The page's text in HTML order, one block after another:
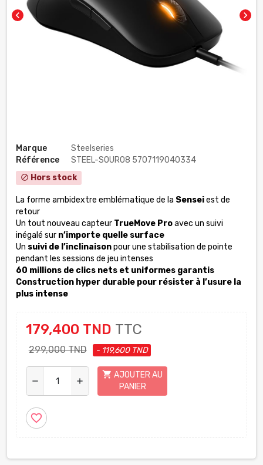
chevron_left chevron_right
Marque
Steelseries
Référence
STEEL-SOUR08 5707119040334
block Hors stock
La forme ambidextre emblématique de la Senseiest de
retour
Un tout nouveau capteur TrueMove Proavec un suivi
inégalé sur n’importe quelle surface
Un suivi de l’inclinaisonpour une stabilisation de pointe
pendant les sessions de jeu intenses
60 millions de clics nets et uniformes garantis
Construction hyper durable pour résister à l’usure la
plus intense
179,400 TND TTC
299,000 TND - 119,600 TND
remove add
shopping_cart AJOUTER AU
PANIER
favorite_border